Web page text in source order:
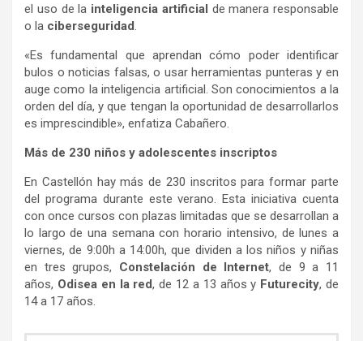
el uso de la inteligencia artificial de manera responsable
o la ciberseguridad.
«Es fundamental que aprendan cómo poder identificar
bulos o noticias falsas, o usar herramientas punteras y en
auge como la inteligencia artificial. Son conocimientos a la
orden del día, y que tengan la oportunidad de desarrollarlos
es imprescindible», enfatiza Cabañero.
Más de 230 niños y adolescentes inscriptos
En Castellón hay más de 230 inscritos para formar parte
del programa durante este verano. Esta iniciativa cuenta
con once cursos con plazas limitadas que se desarrollan a
lo largo de una semana con horario intensivo, de lunes a
viernes, de 9:00h a 14:00h, que dividen a los niños y niñas
en tres grupos, Constelación de Internet, de 9 a 11
años, Odisea en la red, de 12 a 13 años y Futurecity, de
14 a 17 años.